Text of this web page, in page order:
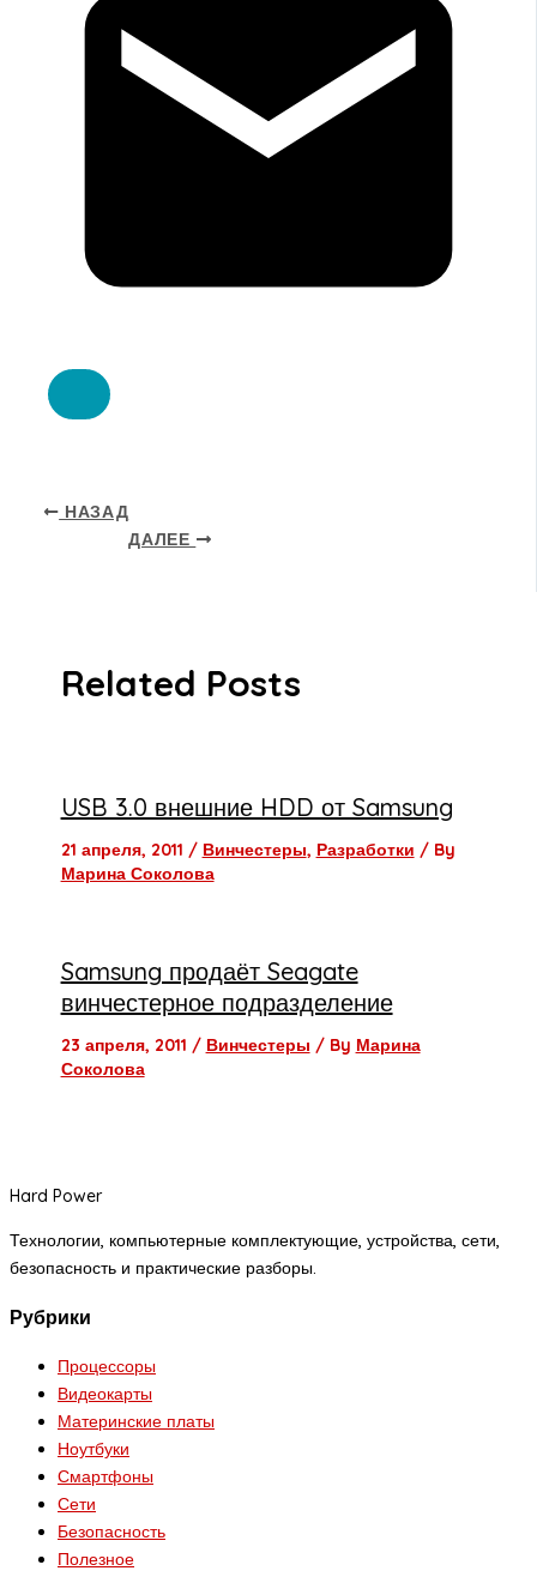
НАЗАД
ДАЛЕЕ
Related Posts
USB 3.0 внешние HDD от Samsung
21 апреля, 2011 / Винчестеры, Разработки / By
Марина Соколова
Samsung продаёт Seagate
винчестерное подразделение
23 апреля, 2011 / Винчестеры / By Марина
Соколова
Hard Power
Технологии, компьютерные комплектующие, устройства, сети,
безопасность и практические разборы.
Рубрики
Процессоры
Видеокарты
Материнские платы
Ноутбуки
Смартфоны
Сети
Безопасность
Полезное